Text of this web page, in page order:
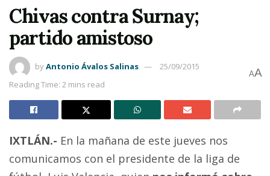
Chivas contra Surnay;
partido amistoso
byAntonio Ávalos Salinas
25/09/2015
Reading Time: 2 mins read
AA
IXTLÁN.- En la mañana de este jueves nos
comunicamos con el presidente de la liga de